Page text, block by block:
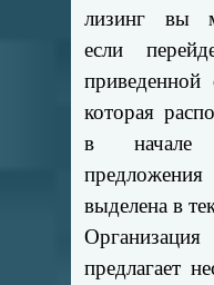
лизинг вы
если
приведенной
которая
в начале
выделена в
Организация
предлагает